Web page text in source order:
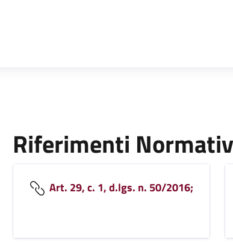
Riferimenti
Art. 29, c. 1, d.lgs. n. 50/2016;